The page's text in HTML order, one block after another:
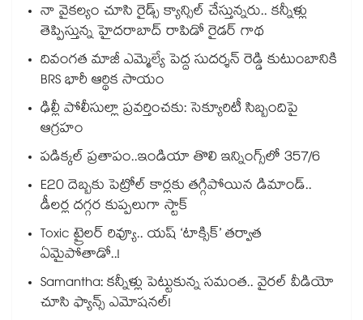
నా వైకల్యం చూసి రైడ్స్ క్యాన్సిల్ చేస్తున్నరు.. కన్నీళ్లు
తెప్పిస్తున్న హైదరాబాద్ రాపిడో రైడర్ గాథ
దివంగత మాజీ ఎమ్మెల్యే పెద్ద సుదర్శన్ రెడ్డి కుటుంబానికి
BRS భారీ ఆర్థిక సాయం
ఢిల్లీ పోలీసుల్లా ప్రవర్తించకు: సెక్యూరిటీ సిబ్బందిపై
ఆగ్రహం
పడిక్కల్‌‌ ప్రతాపం..ఇండియా తొలి ఇన్నింగ్స్‌‌లో 357/6
E20 దెబ్బకు పెట్రోల్ కార్లకు తగ్గిపోయిన డిమాండ్..
డీలర్ల దగ్గర కుప్పలుగా స్టాక్
Toxic ట్రైలర్ రివ్యూ.. యష్ ‘టాక్సిక్’ తర్వాత
ఏమైపోతాడో..!
Samantha: కన్నీళ్లు పెట్టుకున్న సమంత.. వైరల్ వీడియో
చూసి ఫ్యాన్స్ ఎమోషనల్!